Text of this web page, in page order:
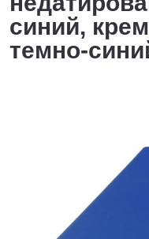
синий,
темно-